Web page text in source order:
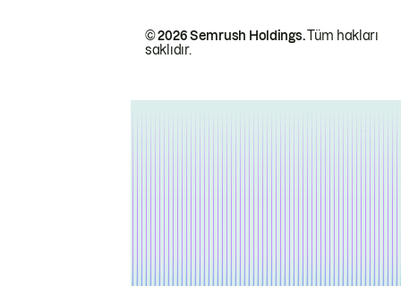
© 2026 Semrush Holdings.Tüm hakları
saklıdır.